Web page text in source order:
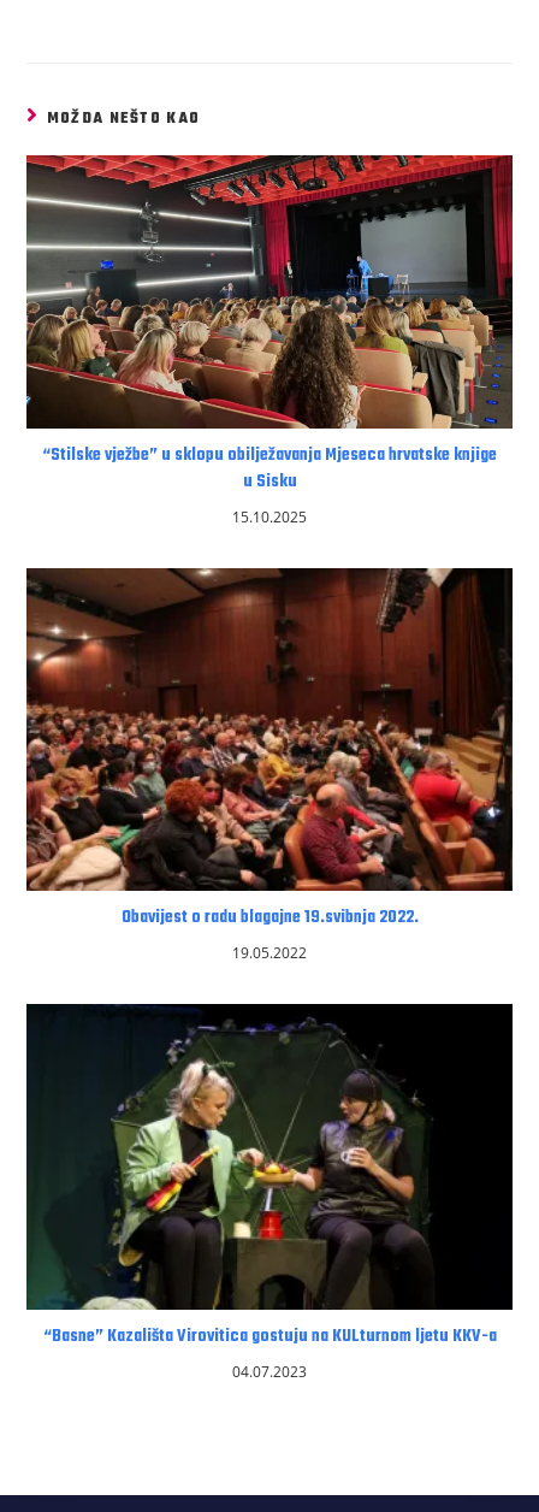
MOŽDA NEŠTO KAO
“Stilske vježbe” u sklopu obilježavanja Mjeseca hrvatske knjige
u Sisku
15.10.2025
Obavijest o radu blagajne 19.svibnja 2022.
19.05.2022
“Basne” Kazališta Virovitica gostuju na KULturnom ljetu KKV-a
04.07.2023